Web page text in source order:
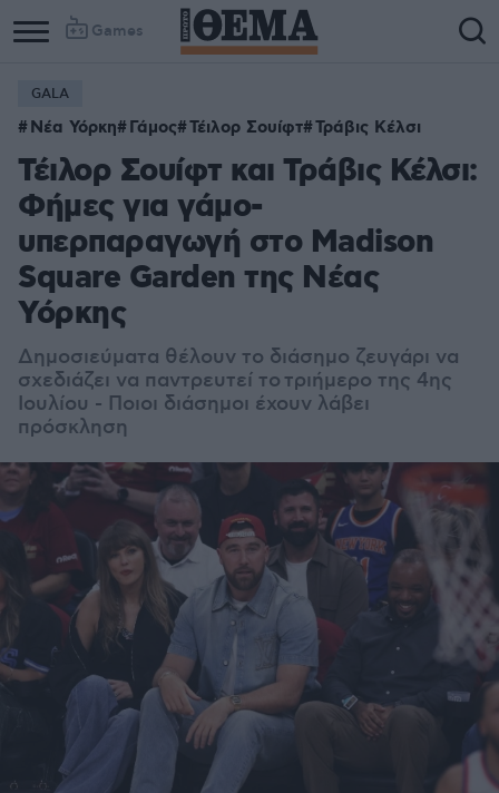
Games
GALA
Νέα Υόρκη Γάμος Τέιλορ Σουίφτ Τράβις Κέλσι
Τέιλορ Σουίφτ και Τράβις Κέλσι:
Φήμες για γάμο-
υπερπαραγωγή στο Madison
Square Garden της Νέας
Υόρκης
Δημοσιεύματα θέλουν το διάσημο ζευγάρι να
σχεδιάζει να παντρευτεί το τριήμερο της 4ης
Ιουλίου - Ποιοι διάσημοι έχουν λάβει
πρόσκληση